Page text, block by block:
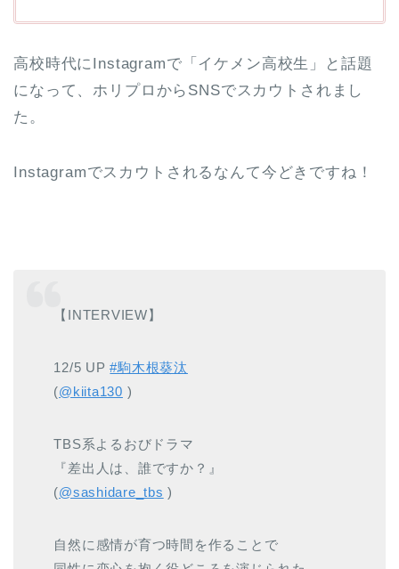
高校時代にInstagramで「イケメン高校生」と話題
になって、ホリプロからSNSでスカウトされまし
た。
Instagramでスカウトされるなんて今どきですね！
【INTERVIEW】
12/5 UP#駒木根葵汰
(@kiita130 )
TBS系よるおびドラマ
『差出人は、誰ですか？』
(@sashidare_tbs )
自然に感情が育つ時間を作ることで